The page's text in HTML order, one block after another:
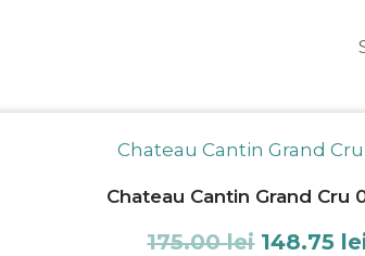
Chateau Cantin Grand Cru
175.00lei
inițial
fost:
175.00
148.75